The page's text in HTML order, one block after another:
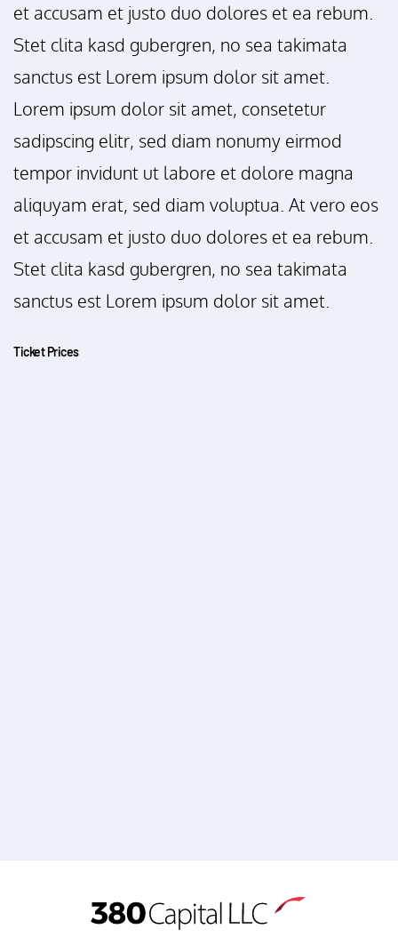
et accusam et justo duo dolores et ea rebum.
Stet clita kasd gubergren, no sea takimata
sanctus est Lorem ipsum dolor sit amet.
Lorem ipsum dolor sit amet, consetetur
sadipscing elitr, sed diam nonumy eirmod
tempor invidunt ut labore et dolore magna
aliquyam erat, sed diam voluptua. At vero eos
et accusam et justo duo dolores et ea rebum.
Stet clita kasd gubergren, no sea takimata
sanctus est Lorem ipsum dolor sit amet.
Ticket Prices